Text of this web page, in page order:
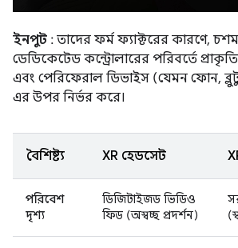
ইনপুট : তাদের ফর্ম ফ্যাক্টরের কারণে,
ডেডিকেটেড কন্ট্রোলারের পরিবর্তে
এবং পেরিফেরাল ডিভাইস (যেমন ফোন,
এর উপর নির্ভর করে।
বৈশিষ্ট্য XR হেডসেট
পরিবেশ
দৃশ্য
ডিজিটাইজড ভিডিও
ফিড (অস্বচ্ছ প্রদর্শন)